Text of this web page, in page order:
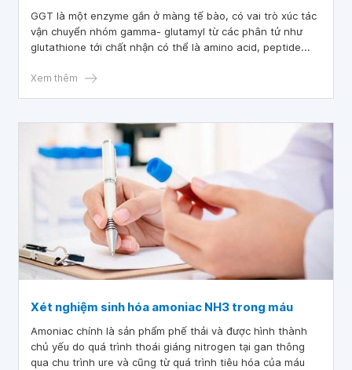
GGT là một enzyme gắn ở màng tế bào, có vai trò xúc tác
vận chuyển nhóm gamma- glutamyl từ các phân tử như
glutathione tới chất nhận có thể là amino acid, peptide...
Xem thêm
Xét nghiệm sinh hóa amoniac NH3 trong máu
Amoniac chính là sản phẩm phế thải và được hình thành
chủ yếu do quá trình thoái giáng nitrogen tại gan thông
qua chu trình ure và cũng từ quá trình tiêu hóa của máu